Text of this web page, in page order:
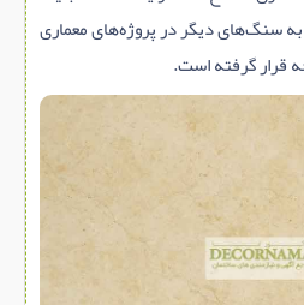
سنگ‌های دیگر در پروژه‌های معماری
قرار گرفته است.